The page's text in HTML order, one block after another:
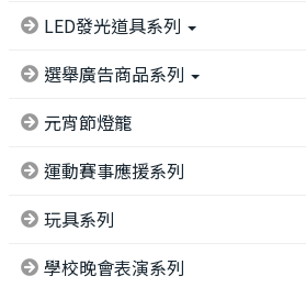
LED發光道具系列
選舉廣告商品系列
元宵節燈籠
運動賽事應援系列
玩具系列
學校晚會表演系列